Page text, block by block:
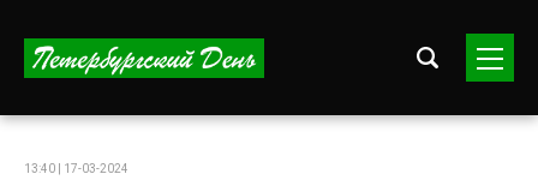
13:40 | 17-03-2024